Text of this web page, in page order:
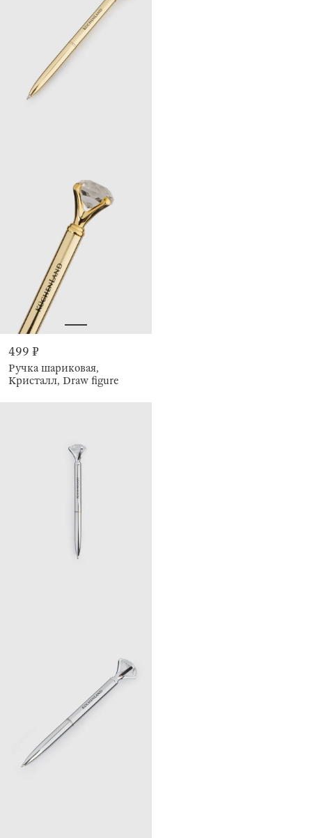
499 ₽
Ручка шариковая,
Кристалл, Draw figure